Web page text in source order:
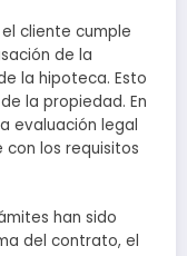
cliente cumple
de la
la hipoteca. Esto
la propiedad. En
evaluación legal
los requisitos
han sido
del contrato, el